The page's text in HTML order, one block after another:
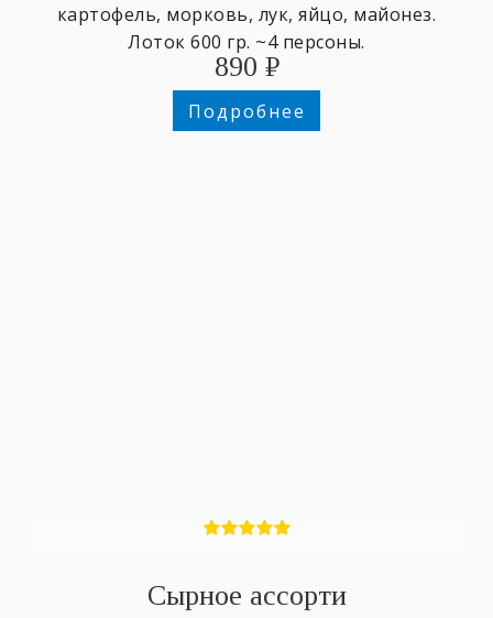
картофель, морковь, лук, яйцо, майонез.
Лоток 600 гр. ~4 персоны.
890 ₽
Подробнее
Сырное ассорти